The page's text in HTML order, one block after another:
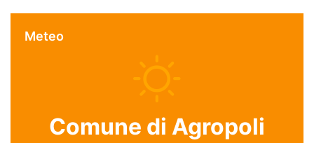
Meteo
Comune di Agropoli